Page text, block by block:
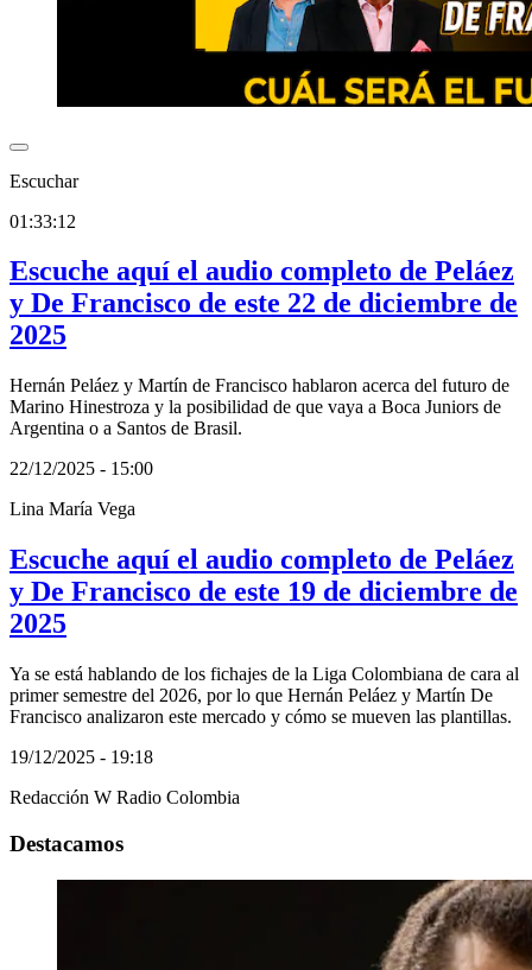
Escuchar
01:33:12
Escuche aquí el audio completo de Peláez
y De Francisco de este 22 de diciembre de
2025
Hernán Peláez y Martín de Francisco hablaron acerca del futuro de
Marino Hinestroza y la posibilidad de que vaya a Boca Juniors de
Argentina o a Santos de Brasil.
22/12/2025 - 15:00
Lina María Vega
Escuche aquí el audio completo de Peláez
y De Francisco de este 19 de diciembre de
2025
Ya se está hablando de los fichajes de la Liga Colombiana de cara al
primer semestre del 2026, por lo que Hernán Peláez y Martín De
Francisco analizaron este mercado y cómo se mueven las plantillas.
19/12/2025 - 19:18
Redacción W Radio Colombia
Destacamos